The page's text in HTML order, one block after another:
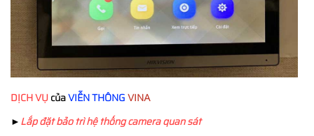
DỊCH VỤcủaVIỄN THÔNGVINA
►Lắp đặt bảo trì hệ thống camera quan sát